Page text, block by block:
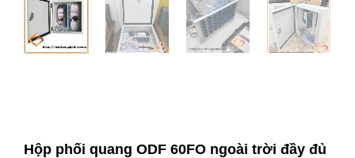
Hộp phối quang ODF 60FO ngoài trời đầy đủ